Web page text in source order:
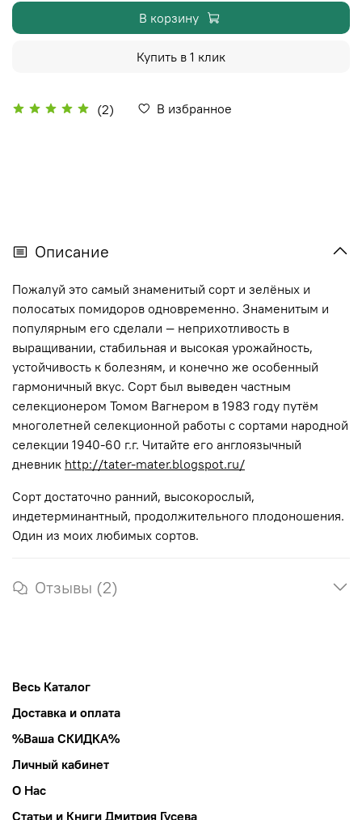
(2) В избранное
В корзину
Купить в 1 клик
Описание
Пожалуй это самый знаменитый сорт и зелёных и
полосатых помидоров одновременно. Знаменитым и
популярным его сделали — неприхотливость в
выращивании, стабильная и высокая урожайность,
устойчивость к болезням, и конечно же особенный
гармоничный вкус. Сорт был выведен частным
селекционером Томом Вагнером в 1983 году путём
многолетней селекционной работы с сортами народной
селекции 1940-60 г.г. Читайте его англоязычный
дневник http://tater-mater.blogspot.ru/
Сорт достаточно ранний, высокорослый,
индетерминантный, продолжительного плодоношения.
Один из моих любимых сортов.
Отзывы (2)
Весь Каталог
Доставка и оплата
%Ваша СКИДКА%
Личный кабинет
О Нас
Статьи и Книги Дмитрия Гусева